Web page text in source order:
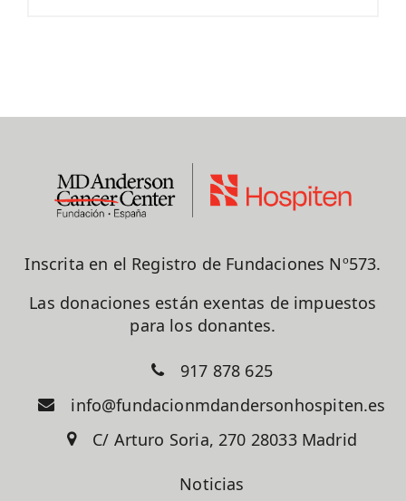
Inscrita en el Registro de Fundaciones Nº573.
Las donaciones están exentas de impuestos
para los donantes.
917 878 625
info@fundacionmdandersonhospiten.es
C/ Arturo Soria, 270 28033 Madrid
Noticias